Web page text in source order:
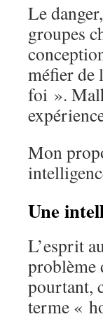
Le
groupes
méfier de
foi ».
Mon
Une
L’esprit
problème
pourtant,
terme «